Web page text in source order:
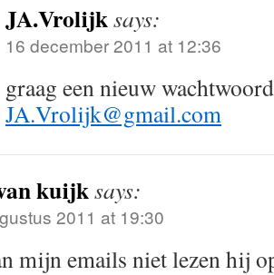
JA.Vrolijksays:
16 december 2011 at 12:36
graag een nieuw
JA.Vrolijk@gmail.com
kuijksays:
2011 at 19:30
mijn emails niet lezen hij